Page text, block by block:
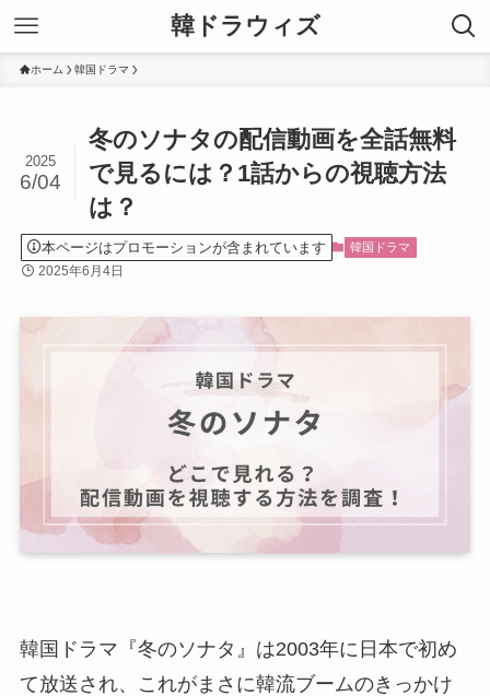
韓ドラウィズ
ホーム 韓国ドラマ
冬のソナタの配信動画を全話無料
で見るには？1話からの視聴方法
は？
2025
6/04
本ページはプロモーションが含まれています 韓国ドラマ
2025年6月4日
韓国ドラマ『冬のソナタ』は2003年に日本で初め
て放送され、これがまさに韓流ブームのきっかけ